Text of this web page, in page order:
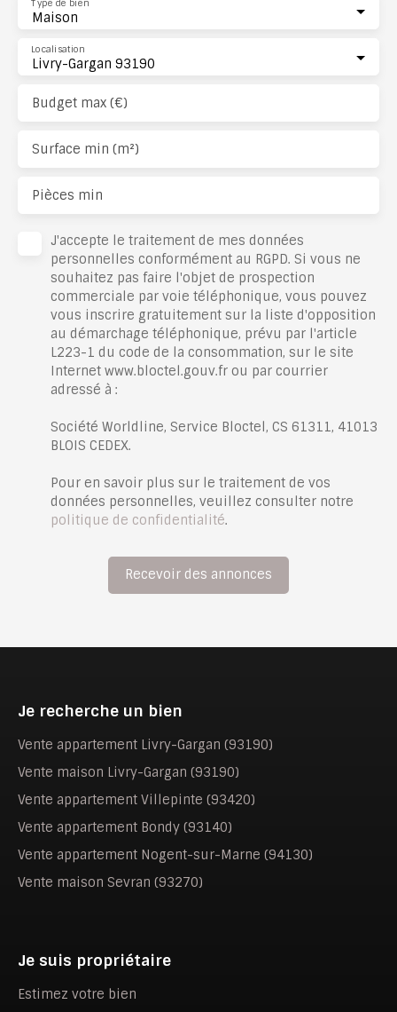
Maison
Type de bien
Livry-Gargan 93190
Localisation
Budget max (€)
Surface min (m²)
Pièces min
J'accepte le traitement de mes données
personnelles conformément au RGPD. Si vous ne
souhaitez pas faire l'objet de prospection
commerciale par voie téléphonique, vous pouvez
vous inscrire gratuitement sur la liste d'opposition
au démarchage téléphonique, prévu par l'article
L223-1 du code de la consommation, sur le site
Internet www.bloctel.gouv.fr ou par courrier
adressé à :
Société Worldline, Service Bloctel, CS 61311, 41013
BLOIS CEDEX.
Pour en savoir plus sur le traitement de vos
données personnelles, veuillez consulter notre
politique de confidentialité.
Recevoir des annonces
Je recherche un bien
Vente appartement Livry-Gargan (93190)
Vente maison Livry-Gargan (93190)
Vente appartement Villepinte (93420)
Vente appartement Bondy (93140)
Vente appartement Nogent-sur-Marne (94130)
Vente maison Sevran (93270)
Je suis propriétaire
Estimez votre bien